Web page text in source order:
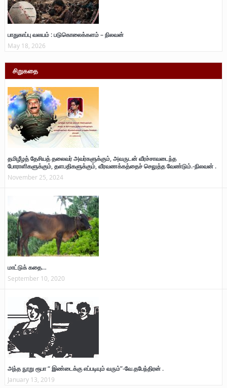
பாதுகாப்பு வலயம் : படுகொலைக்களம் – நிலவன்
May 18, 2026
சிறுகதை
தமிழீழத் தேசியத் தலைவர் அவர்களுக்கும், அவருடன் வீரச்சாவடைந்த
போராளிகளுக்கும், தளபதிகளுக்கும், வீரவணக்கத்தைச் செலுத்த வேண்டும்.-நிலவன் .
November 25, 2024
மாட்டுக் கதை…
September 10, 2020
அந்த நூறு ரூபா “ இண்டைக்கு எப்படியும் வரும்”-வே.தபேந்திரன் .
January 13, 2019